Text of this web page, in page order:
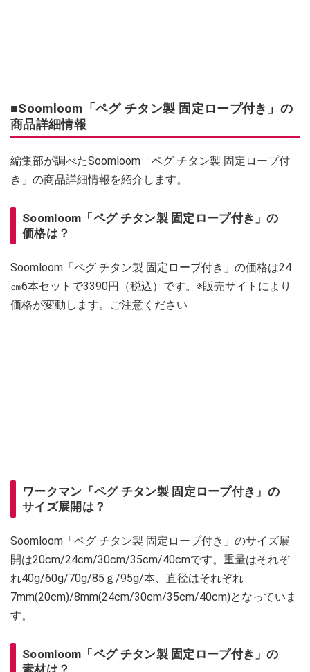
■Soomloom「ペグ チタン製 固定ロープ付き」の
商品詳細情報
編集部が調べたSoomloom「ペグ チタン製 固定ロープ付
き」の商品詳細情報を紹介します。
Soomloom「ペグ チタン製 固定ロープ付き」の
価格は？
Soomloom「ペグ チタン製 固定ロープ付き」の価格は24
㎝6本セットで3390円（税込）です。※販売サイトにより
価格が変動します。ご注意ください
ワークマン「ペグ チタン製 固定ロープ付き」の
サイズ展開は？
Soomloom「ペグ チタン製 固定ロープ付き」のサイズ展
開は20cm/24cm/30cm/35cm/40cmです。重量はそれぞ
れ40g/60g/70g/85ｇ/95g/本、直径はそれぞれ
7mm(20cm)/8mm(24cm/30cm/35cm/40cm)となっていま
す。
Soomloom「ペグ チタン製 固定ロープ付き」の
素材は？